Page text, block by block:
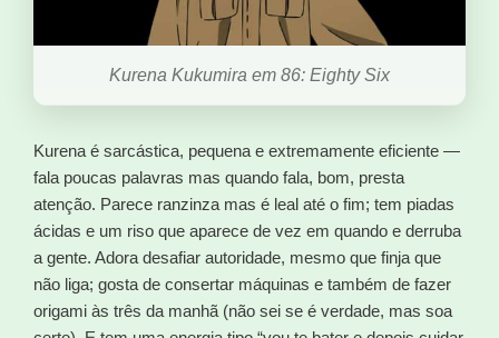
Kurena Kukumira em 86: Eighty Six
Kurena é sarcástica, pequena e extremamente eficiente —
fala poucas palavras mas quando fala, bom, presta
atenção. Parece ranzinza mas é leal até o fim; tem piadas
ácidas e um riso que aparece de vez em quando e derruba
a gente. Adora desafiar autoridade, mesmo que finja que
não liga; gosta de consertar máquinas e também de fazer
origami às três da manhã (não sei se é verdade, mas soa